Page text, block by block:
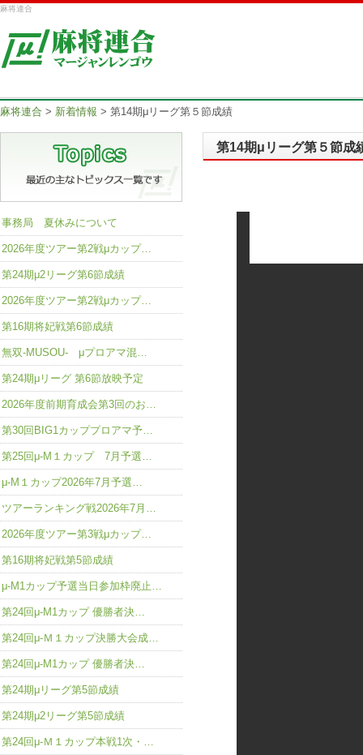
麻将連合
麻将連合 > 新着情報 > 第14期μリーグ第５節成績
第14期μリーグ第５節成
事務局 夏休みについて
2026年度ツアー第2戦μカップ…
第24期μ2リーグ第6節成績
2026年度ツアー第2戦μカップ…
第16期将妃戦第6節成績
無双-MUSOU- μプロアマ混…
第24期μリーグ 第6節放映予定
2026年度前期育成会第3回のお…
第30回BIG1カッププロアマ予…
第25回μ-M１カップ 7月予選…
μ-M１カップ2026年7月予選…
ツアーランキング戦2026年7月…
2026年度ツアー第3戦μカップ…
第16期将妃戦第5節成績
μ-M1カップ予選当日参加枠廃止…
第24回μ-M1カップ 優勝者決…
第24回μ-Ｍ１カップ決勝大会成…
第24回μ-M1カップ 優勝者決…
第24期μリーグ第5節成績
第24期μ2リーグ第5節成績
第24回μ-Ｍ１カップ本戦1次・…